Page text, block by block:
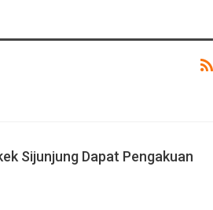
Sijunjung Dapat Pengakuan